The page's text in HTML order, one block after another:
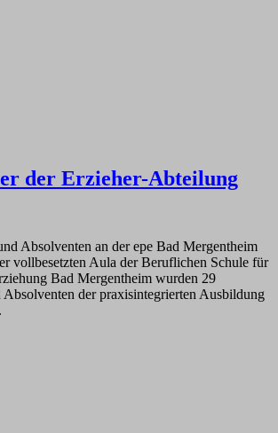
der Erzieher-Abteilung
Absolventen an der epe Bad Mergentheim
vollbesetzten Aula der Beruflichen Schule für
Bad Mergentheim wurden 29
der praxisintegrierten Ausbildung